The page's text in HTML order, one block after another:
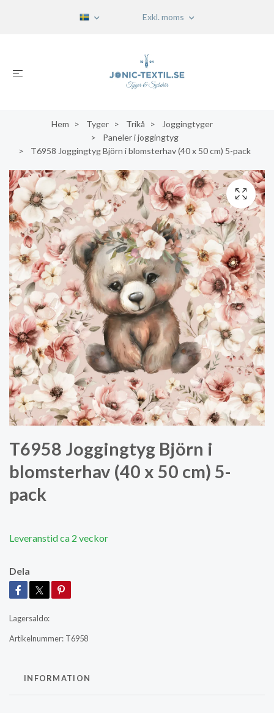
Exkl. moms
Hem Tyger Trikå
Joggingtyger
Paneler i joggingtyg
T6958 Joggingtyg Björn i blomsterhav (40 x 50 cm) 5-pack
T6958 Joggingtyg Björn i
blomsterhav (40 x 50 cm) 5-
pack
Leveranstid ca 2 veckor
Dela
Lagersaldo:
Artikelnummer: T6958
INFORMATION